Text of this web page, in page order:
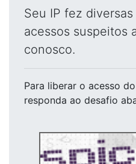
Seu IP fez
acessos suspeitos
conosco.
Para liberar o acesso
responda ao desafio